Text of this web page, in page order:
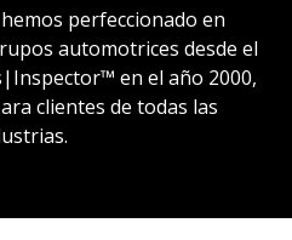
perfeccionado en
automotrices desde el
en el año 2000,
clientes de todas las